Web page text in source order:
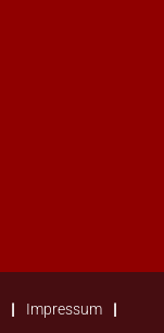
Impressum